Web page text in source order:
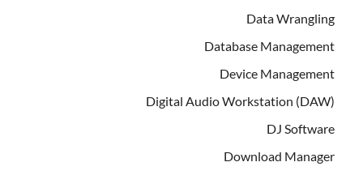
Data Wrangling
Database Management
Device Management
Digital Audio Workstation (DAW)
DJ Software
Download Manager